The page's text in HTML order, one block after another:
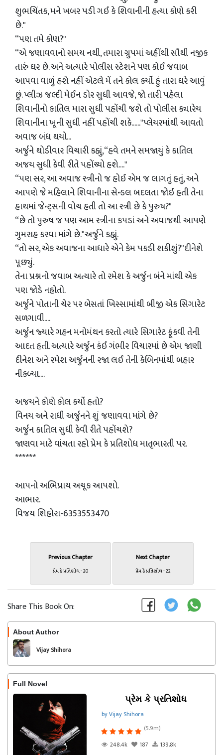
શુભચિંતક, મને ખબર પડી ગઈ કે શિવાનીની હત્યા કોણે કરી
છે."
“પણ તમે કોણ?"
“એ જણાવવાનો સમય નથી, તમારા ગ્રુપમાં અહીંથી સૌથી નજીક
તારું ઘર છે. અને અત્યારે પોલીસ સ્ટેશને પણ કોઈ જવાબ
આપવા વાળું હશે નહીં એટલે મેં તને કોલ કર્યો. હું તારા ઘરે આવું
છું. પ્લીઝ જલ્દી મેઈન ડોર સુધી આવજે, જો તારી પહેલા
શિવાનીનો કાતિલ મારા સુધી પહોંચી જશે તો પોલીસ ક્યારેય
શિવાનીના ખૂની સુધી નહીં પહોંચી શકે......"પ્લેયરમાંથી આવતો
અવાજ બંધ થયો...
અર્જુને થોડીવાર વિચારી કહ્યું,“હવે તમને સમજાયું કે કાતિલ
અજય સુધી કેવી રીતે પહોંચ્યો હશે...."
“પણ સર, આ અવાજ સ્ત્રીનો જ હોઈ એમ જ લાગતું હતું, અને
આપણે જે મહિલાને શિવાનીના સેન્ડલ બદલતા જોઈ હતી તેના
હાથમાં જેન્ટ્સની વોચ હતી તો આ સ્ત્રી છે કે પુરુષ?"
“છે તો પુરુષ જ પણ આમ સ્ત્રીના કપડાં અને અવાજથી આપણે
ગુમરાહ કરવા માંગે છે."અર્જુને કહ્યું.
“તો સર, એક અવાજના આધારે એને કેમ પકડી શકીશું?"દીનેશે
પૂછ્યું.
તેના પ્રશ્નનો જવાબ અત્યારે તો રમેશ કે અર્જુન બંને માંથી એક
પણ જોડે નહોતો.
અર્જુને પોતાની ચેર પર બેસતાં ખિસ્સામાંથી બીજી એક સિગારેટ
સળગાવી....
અર્જુન જ્યારે ગહન મનોમંથન કરતો ત્યારે સિગારેટ ફૂંકવી તેની
આદત હતી. અત્યારે અર્જુન કંઈ ગંભીર વિચારમાં છે એમ જાણી
દીનેશ અને રમેશ અર્જુનની રજા લઈ તેની કેબિનમાંથી બહાર
નીકળ્યા....
અજયને કોણે કોલ કર્યો હતો?
વિનય અને રાધી અર્જુનને શું જણાવવા માંગે છે?
અર્જુન કાતિલ સુધી કેવી રીતે પહોંચશે?
જાણવા માટે વાંચતા રહો પ્રેમ કે પ્રતિશોધ માતૃભારતી પર.
******
આપનો અભિપ્રાય અચૂક આપશો.
આભાર.
વિજય શિહોરા-6353553470
Previous Chapter
પ્રેમ કે પ્રતિશોધ - 20
Next Chapter
પ્રેમ કે પ્રતિશોધ - 22
Share This Book On:
About Author
Vijay Shihora
Full Novel
પ્રેમ કે પ્રતિશોધ
by Vijay Shihora
(5.9m)
248.4k
187 139.8k